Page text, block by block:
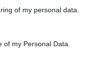
of my personal data.
my Personal Data.
microorganismos,